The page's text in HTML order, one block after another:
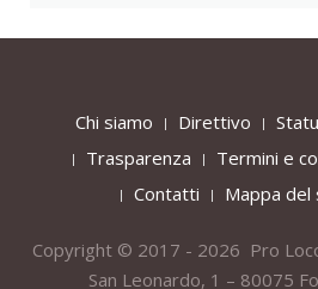
Chi siamo Direttivo
Trasparenza
Termini e
Contatti
Mappa del
Copyright © 2017 - 2026 Pro
San Leonardo, 1 – 80075